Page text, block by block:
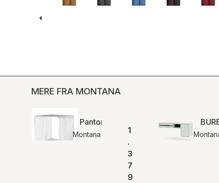
MERE FRA MONTANA
Panton Wire Single | Montana
Montana
1
.
3
7
9